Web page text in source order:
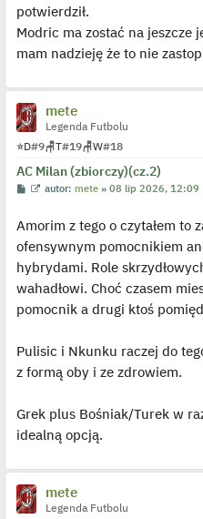
l
p
o
j
e
y
c
z
y
p
o
s
t
potwierdził.
Modric ma zostać na jeszcze
mam nadzieję że to nie
mete
Legenda Futbolu
⭐D#9🪑T#19🪑W#18
AC Milan (zbiorczy)(cz.2)
P
t
W
w
e
l
o
j
e
n
z
o
t
autor:mete »08 lip 2026, 12:09
Amorim z tego o czytałem to
ofensywnym pomocnikiem
hybrydami. Role
wahadłowi. Choć czasem
pomocnik a drugi ktoś
Pulisic i Nkunku raczej do
z formą oby i ze zdrowiem.
Grek plus Bośniak/Turek w
idealną opcją.
mete
Legenda Futbolu